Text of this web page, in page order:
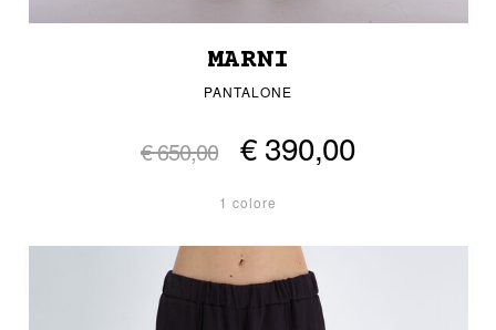
MARNI
PANTALONE
€ 650,00 € 390,00
1 colore